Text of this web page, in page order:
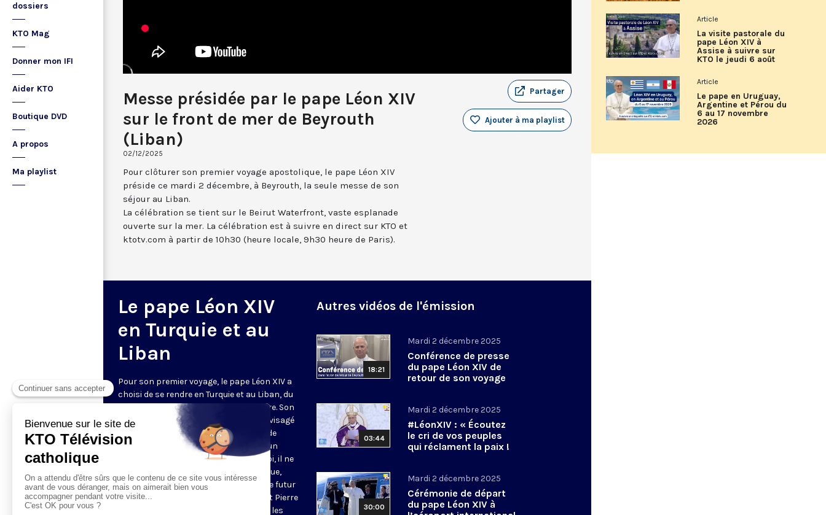
dossiers
KTO Mag
Donner mon IFI
Aider KTO
Boutique DVD
A propos
Ma playlist
Messe présidée par le pape Léon XIV
sur le front de mer de Beyrouth
(Liban)
02/12/2025
Partager
Ajouter à ma playlist
Pour clôturer son premier voyage apostolique, le pape Léon XIV
préside ce mardi 2 décembre, à Beyrouth, la seule messe de son
séjour au Liban.
La célébration se tient sur le Beirut Waterfront, vaste esplanade
ouverte sur la mer. La célébration est à suivre en direct sur KTO et
ktotv.com à partir de 10h30 (heure locale, 9h30 heure de Paris).
Le pape Léon XIV
en Turquie et au
Liban
Pour son premier voyage, le pape Léon XIV a
choisi de se rendre en Turquie et au Liban, du
jeudi 27 novembre au mardi 2 décembre. Son
prédécesseur, François, l'avait déjà envisagé
pour célébrer les 1700 ans du concile de
Nicée. « Pour tous les chrétiens, c'est un
moment d'unité authentique dans la foi, il ne
faut pas manquer ce moment historique,
non pas pour regarder le passé mais le futur
», a insisté Léon XIV. Philippine de Saint Pierre
et toute l'équipe de KTO vous font vivre les
Autres vidéos de l'émission
18:21
Mardi 2 décembre 2025
Conférence de presse
du pape Léon XIV de
retour de son voyage
03:44
Mardi 2 décembre 2025
#LéonXIV : « Écoutez
le cri de vos peuples
qui réclament la paix !
30:00
Mardi 2 décembre 2025
Cérémonie de départ
du pape Léon XIV à
Article
La visite pastorale du
pape Léon XIV à
Assise à suivre sur
KTO le jeudi 6 août
Article
Le pape en Uruguay,
Argentine et Pérou du
6 au 17 novembre
2026